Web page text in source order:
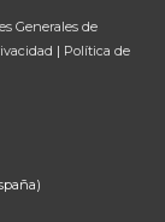
Generales de
| Política de